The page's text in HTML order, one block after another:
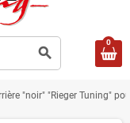
search
0
"noir" "Rieger Tuning"